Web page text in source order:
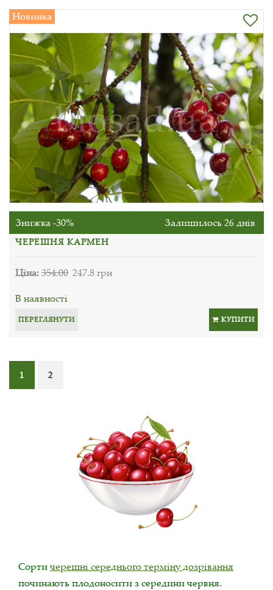
Новинка
Знижка -30% Залишилось 26 днів
ЧЕРЕШНЯ КАРМЕН
Ціна:354.00 247.8 грн
В наявності
ПЕРЕГЛЯНУТИ КУПИТИ
1 2
Сортичерешні середнього терміну дозрівання
починають плодоносити з середини червня.